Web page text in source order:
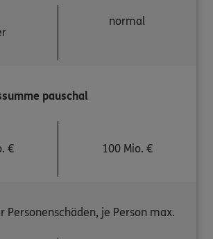
normal
pauschal
€ 100 Mio. €
Personenschäden, je Person max.